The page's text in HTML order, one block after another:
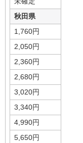
秋田県
1,760円
2,050円
2,360円
2,680円
3,020円
3,340円
4,990円
5,650円